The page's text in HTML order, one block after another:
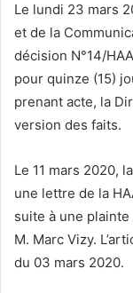
Le lundi 23 mars
et de la
décision N°14/
pour quinze (15)
prenant acte, la
version des faits.
Le 11 mars 2020,
une lettre de la
suite à une plainte
M. Marc Vizy.
du 03 mars 2020.